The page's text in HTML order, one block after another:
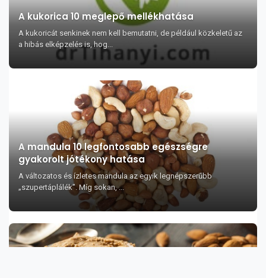
A kukorica 10 meglepő mellékhatása
A kukoricát senkinek nem kell bemutatni, de például közkeletű az
a hibás elképzelés is, hog...
A mandula 10 legfontosabb egészségre
gyakorolt jótékony hatása
A változatos és ízletes mandula az egyik legnépszerűbb
„szupertáplálék”. Míg sokan, ...